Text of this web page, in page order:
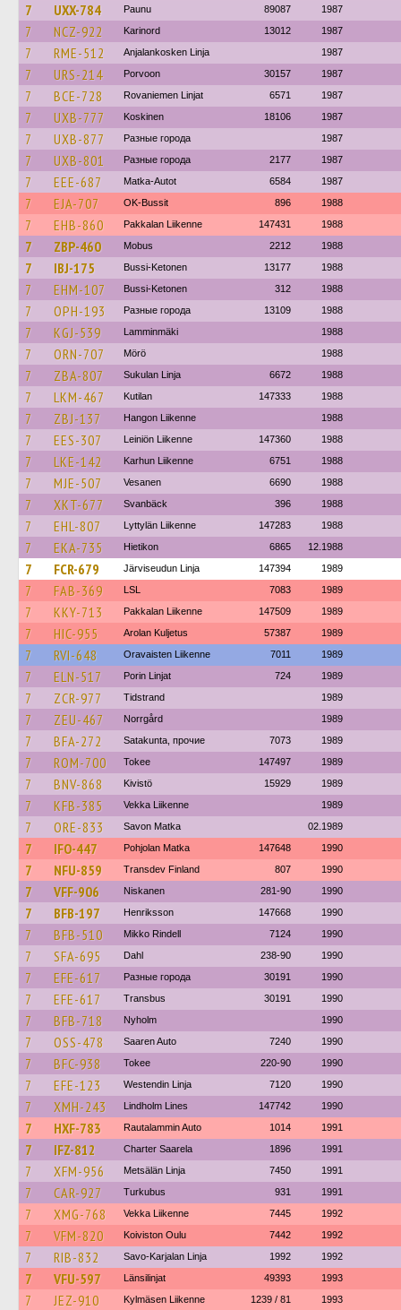
7 UXX-784 Paunu 89087 1987
7 NCZ-922 Karinord 13012 1987
7 RME-512 Anjalankosken Linja 1987
7 URS-214 Porvoon 30157 1987
7 BCE-728 Rovaniemen Linjat 6571 1987
7 UXB-777 Koskinen 18106 1987
7 UXB-877 Разные города 1987
7 UXB-801 Разные города 2177 1987
7 EEE-687 Matka-Autot 6584 1987
7 EJA-707 OK-Bussit 896 1988
7 EHB-860 Pakkalan Liikenne 147431 1988
7 ZBP-460 Mobus 2212 1988
7 IBJ-175 Bussi-Ketonen 13177 1988
7 EHM-107 Bussi-Ketonen 312 1988
7 OPH-193 Разные города 13109 1988
7 KGJ-539 Lamminmäki 1988
7 ORN-707 Mörö 1988
7 ZBA-807 Sukulan Linja 6672 1988
7 LKM-467 Kutilan 147333 1988
7 ZBJ-137 Hangon Liikenne 1988
7 EES-307 Leiniön Liikenne 147360 1988
7 LKE-142 Karhun Liikenne 6751 1988
7 MJE-507 Vesanen 6690 1988
7 XKT-677 Svanbäck 396 1988
7 EHL-807 Lyttylän Liikenne 147283 1988
7 EKA-735 Hietikon 6865 12.1988
7 FCR-679 Järviseudun Linja 147394 1989
7 FAB-369 LSL 7083 1989
7 KKY-713 Pakkalan Liikenne 147509 1989
7 HIC-955 Arolan Kuljetus 57387 1989
7 RVI-648 Oravaisten Liikenne 7011 1989
7 ELN-517 Porin Linjat 724 1989
7 ZCR-977 Tidstrand 1989
7 ZEU-467 Norrgård 1989
7 BFA-272 Satakunta, прочие 7073 1989
7 ROM-700 Tokee 147497 1989
7 BNV-868 Kivistö 15929 1989
7 KFB-385 Vekka Liikenne 1989
7 ORE-833 Savon Matka 02.1989
7 IFO-447 Pohjolan Matka 147648 1990
7 NFU-859 Transdev Finland 807 1990
7 VFF-906 Niskanen 281-90 1990
7 BFB-197 Henriksson 147668 1990
7 BFB-510 Mikko Rindell 7124 1990
7 SFA-695 Dahl 238-90 1990
7 EFE-617 Разные города 30191 1990
7 EFE-617 Transbus 30191 1990
7 BFB-718 Nyholm 1990
7 OSS-478 Saaren Auto 7240 1990
7 BFC-938 Tokee 220-90 1990
7 EFE-123 Westendin Linja 7120 1990
7 XMH-243 Lindholm Lines 147742 1990
7 HXF-783 Rautalammin Auto 1014 1991
7 IFZ-812 Charter Saarela 1896 1991
7 XFM-956 Metsälän Linja 7450 1991
7 CAR-927 Turkubus 931 1991
7 XMG-768 Vekka Liikenne 7445 1992
7 VFM-820 Koiviston Oulu 7442 1992
7 RIB-832 Savo-Karjalan Linja 1992 1992
7 VFU-597 Länsilinjat 49393 1993
7 JEZ-910 Kylmäsen Liikenne 1239 / 81 1993